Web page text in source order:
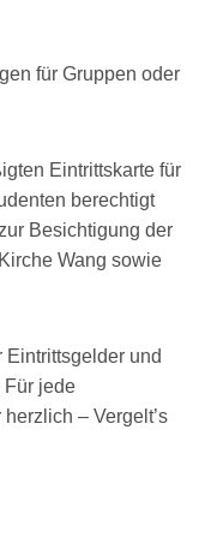
für Gruppen oder
Eintrittskarte für
berechtigt
Besichtigung der
Wang sowie
Eintrittsgelder und
Für jede
– Vergelt’s